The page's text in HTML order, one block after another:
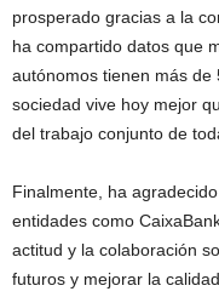
prosperado gracias a la
ha compartido datos que
autónomos tienen más de
sociedad vive hoy mejor
del trabajo conjunto de
Finalmente, ha
entidades como
actitud y la colaboración
futuros y mejorar la